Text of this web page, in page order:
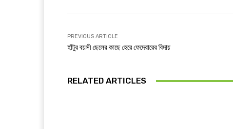
PREVIOUS ARTICLE
হাঁটুর বয়সী ছেলের কাছে হেরে ফেদেরারের বিদায়
RELATED ARTICLES